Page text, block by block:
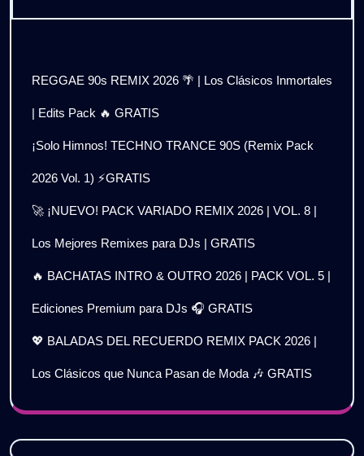
REGGAE 90s REMIX 2026 🌴 | Los Clásicos Inmortales
| Edits Pack 🔥 GRATIS
¡Solo Himnos! TECHNO TRANCE 90S (Remix Pack
2026 Vol. 1) ⚡GRATIS
🚀 ¡NUEVO! PACK VARIADO REMIX 2026 | VOL. 8 |
Los Mejores Remixes para DJs | GRATIS
🔥 BACHATAS INTRO & OUTRO 2026 | PACK VOL. 5 |
Ediciones Premium para DJs 🎧 GRATIS
💖 BALADAS DEL RECUERDO REMIX PACK 2026 |
Los Clásicos que Nunca Pasan de Moda 🎶 GRATIS